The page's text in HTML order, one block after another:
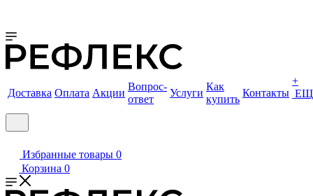
Доставка Оплата Акции
Вопрос-
ответ
Услуги
Как
купить
Контакты
+
Избранные товары 0
Корзина 0